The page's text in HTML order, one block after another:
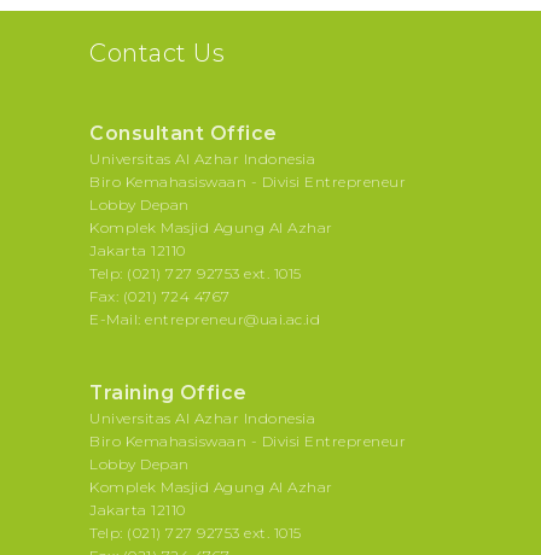
Contact Us
Consultant Office
Universitas Al Azhar Indonesia
Biro Kemahasiswaan - Divisi Entrepreneur
Lobby Depan
Komplek Masjid Agung Al Azhar
Jakarta 12110
Telp: (021) 727 92753 ext. 1015
Fax: (021) 724 4767
E-Mail: entrepreneur@uai.ac.id
Training Office
Universitas Al Azhar Indonesia
Biro Kemahasiswaan - Divisi Entrepreneur
Lobby Depan
Komplek Masjid Agung Al Azhar
Jakarta 12110
Telp: (021) 727 92753 ext. 1015